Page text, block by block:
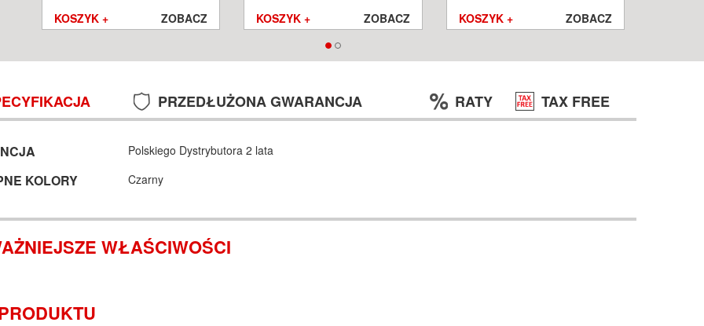
KOSZYK + ZOBACZ KOSZYK + ZOBACZ KOSZYK + ZOBACZ
PRZEDŁUŻONA GWARANCJA RATY TAX FREE
Polskiego Dystrybutora 2 lata
KOLORY Czarny
WŁAŚCIWOŚCI